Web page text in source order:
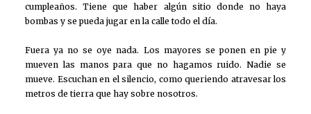
cumpleaños. Tiene que haber algún sitio donde no haya
bombas y se pueda jugar en la calle todo el día.
Fuera ya no se oye nada. Los mayores se ponen en pie y
mueven las manos para que no hagamos ruido. Nadie se
mueve. Escuchan en el silencio, como queriendo atravesar los
metros de tierra que hay sobre nosotros.